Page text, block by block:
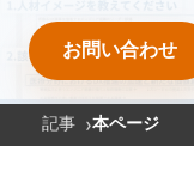
お問い合わせ
記事 ›本ページ